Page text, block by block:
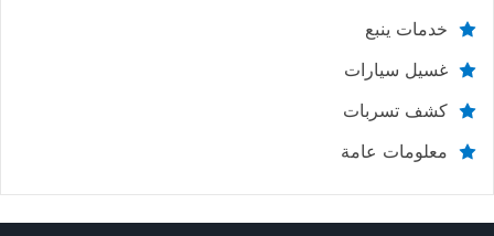
خدمات ينبع
غسيل سيارات
كشف تسربات
معلومات عامة